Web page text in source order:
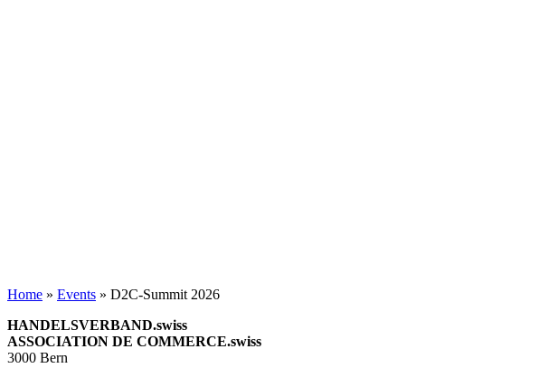
Home » Events » D2C-Summit 2026
HANDELSVERBAND.swiss
ASSOCIATION DE COMMERCE.swiss
3000 Bern